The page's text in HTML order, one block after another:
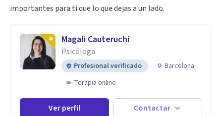
importantes para ti que lo que dejas a un lado.
Magali Cauteruchi
Psicóloga
Profesional verificado
Barcelona
Terapia online
Ver perfil Contactar